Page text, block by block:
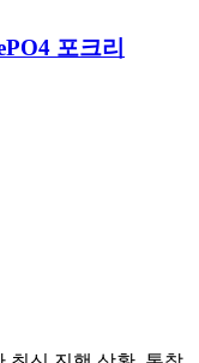
포크리